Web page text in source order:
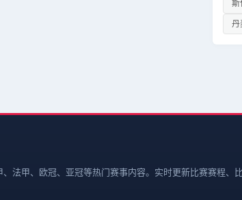
斯
丹
法甲、欧冠、亚冠等热门赛事内容。实时更新比赛赛程、